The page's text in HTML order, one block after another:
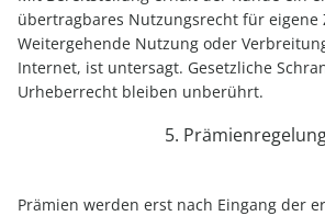
übertragbares Nutzungsrecht für eigene
Weitergehende Nutzung oder
Internet, ist untersagt. Gesetzliche
Urheberrecht bleiben unberührt.
5.
Prämien werden erst nach Eingang der